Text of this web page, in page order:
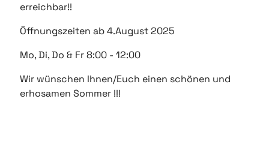
erreichbar!!
Öffnungszeiten ab 4.August 2025
Mo, Di, Do & Fr 8:00 - 12:00
Wir wünschen Ihnen/Euch einen schönen und
erhosamen Sommer !!!